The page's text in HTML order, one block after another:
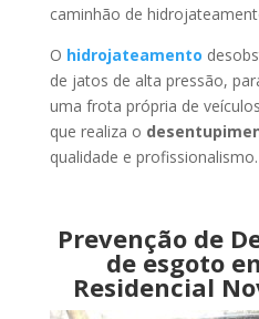
caminhão de
O hidrojateamento
de jatos de alta pressão,
uma frota própria de
que realiza o
qualidade e profissionalismo.
Prevenção de
de esgoto
Residencial